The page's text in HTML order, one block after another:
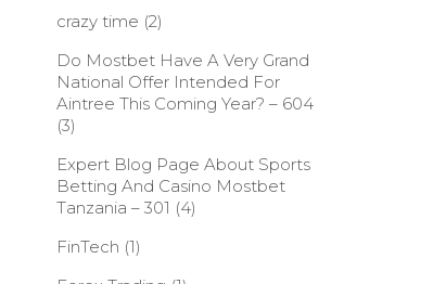
crazy time (2)
Do Mostbet Have A Very Grand
National Offer Intended For
Aintree This Coming Year? – 604
(3)
Expert Blog Page About Sports
Betting And Casino Mostbet
Tanzania – 301 (4)
FinTech (1)